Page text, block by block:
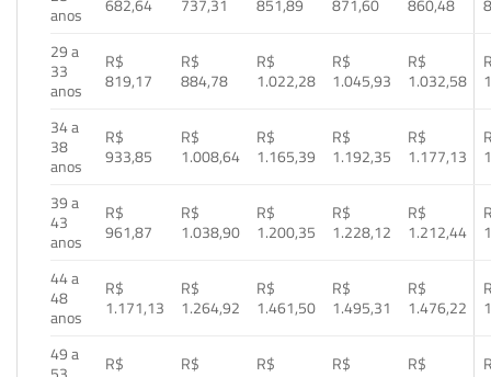
anos
682,64
737,31
851,89
871,60
860,48
29 a
33
anos
R$
819,17
R$
884,78
R$
1.022,28
R$
1.045,93
R$
1.032,58
34 a
38
anos
R$
933,85
R$
1.008,64
R$
1.165,39
R$
1.192,35
R$
1.177,13
39 a
43
anos
R$
961,87
R$
1.038,90
R$
1.200,35
R$
1.228,12
R$
1.212,44
44 a
48
anos
R$
1.171,13
R$
1.264,92
R$
1.461,50
R$
1.495,31
R$
1.476,22
49 a
R$
R$
R$
R$
R$